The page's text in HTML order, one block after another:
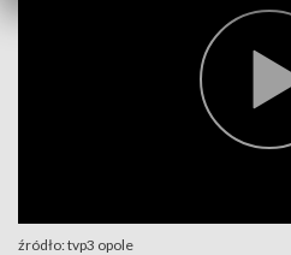
źródło: tvp3 opole